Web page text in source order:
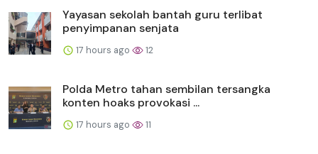
Yayasan sekolah bantah guru terlibat
penyimpanan senjata
17 hours ago 12
Polda Metro tahan sembilan tersangka
konten hoaks provokasi ...
17 hours ago 11